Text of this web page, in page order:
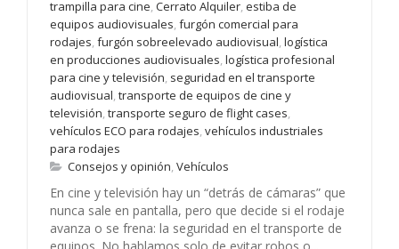
trampilla para cine, Cerrato Alquiler, estiba de
equipos audiovisuales, furgón comercial para
rodajes, furgón sobreelevado audiovisual, logística
en producciones audiovisuales, logística profesional
para cine y televisión, seguridad en el transporte
audiovisual, transporte de equipos de cine y
televisión, transporte seguro de flight cases,
vehículos ECO para rodajes, vehículos industriales
para rodajes
Consejos y opinión, Vehículos
En cine y televisión hay un “detrás de cámaras” que
nunca sale en pantalla, pero que decide si el rodaje
avanza o se frena: la seguridad en el transporte de